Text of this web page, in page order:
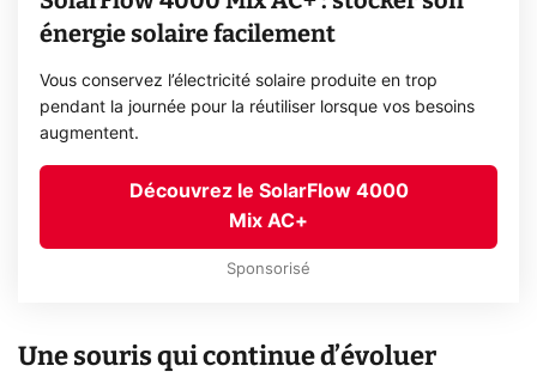
énergie solaire facilement
Vous conservez l’électricité solaire produite en trop
pendant la journée pour la réutiliser lorsque vos besoins
augmentent.
Découvrez le SolarFlow 4000
Mix AC+
Sponsorisé
Une souris qui continue d’évoluer